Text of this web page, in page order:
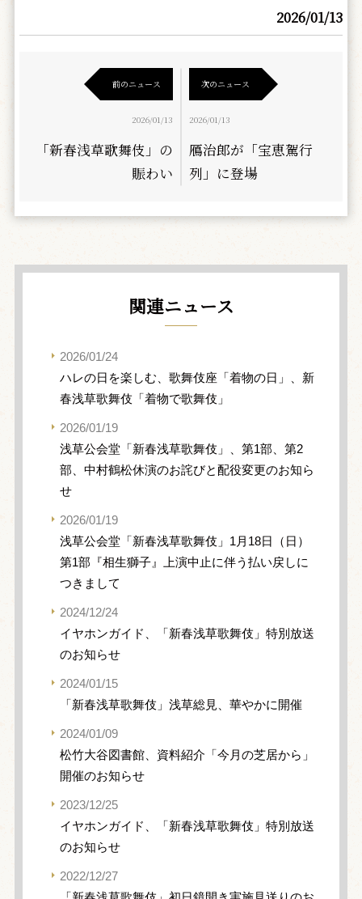
2026/01/13
前のニュース
2026/01/13
「新春浅草歌舞伎」の
賑わい
次のニュース
2026/01/13
鴈治郎が「宝恵駕行
列」に登場
関連ニュース
2026/01/24
ハレの日を楽しむ、歌舞伎座「着物の日」、新
春浅草歌舞伎「着物で歌舞伎」
2026/01/19
浅草公会堂「新春浅草歌舞伎」、第1部、第2
部、中村鶴松休演のお詫びと配役変更のお知ら
せ
2026/01/19
浅草公会堂「新春浅草歌舞伎」1月18日（日）
第1部『相生獅子』上演中止に伴う払い戻しに
つきまして
2024/12/24
イヤホンガイド、「新春浅草歌舞伎」特別放送
のお知らせ
2024/01/15
「新春浅草歌舞伎」浅草総見、華やかに開催
2024/01/09
松竹大谷図書館、資料紹介「今月の芝居から」
開催のお知らせ
2023/12/25
イヤホンガイド、「新春浅草歌舞伎」特別放送
のお知らせ
2022/12/27